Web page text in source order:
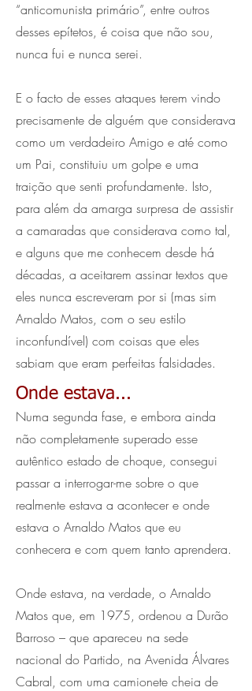
“anticomunista primário”, entre outros
desses epítetos, é coisa que não sou,
nunca fui e nunca serei.
E o facto de esses ataques terem vindo
precisamente de alguém que considerava
como um verdadeiro Amigo e até como
um Pai, constituiu um golpe e uma
traição que senti profundamente. Isto,
para além da amarga surpresa de assistir
a camaradas que considerava como tal,
e alguns que me conhecem desde há
décadas, a aceitarem assinar textos que
eles nunca escreveram por si (mas sim
Arnaldo Matos, com o seu estilo
inconfundível) com coisas que eles
sabiam que eram perfeitas falsidades.
Onde estava...
Numa segunda fase, e embora ainda
não completamente superado esse
autêntico estado de choque, consegui
passar a interrogar-me sobre o que
realmente estava a acontecer e onde
estava o Arnaldo Matos que eu
conhecera e com quem tanto aprendera.
Onde estava, na verdade, o Arnaldo
Matos que, em 1975, ordenou a Durão
Barroso – que apareceu na sede
nacional do Partido, na Avenida Álvares
Cabral, com uma camionete cheia de